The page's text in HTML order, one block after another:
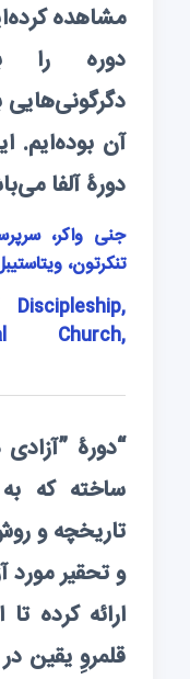
مشاهده
دوره را
آن بوده‌ایم.
دورۀ آلفا
جنی واکر،
تنکرتون،
Church,
“دورۀ
ساخته که
تاریخچه و
و تحقیر مورد
ارائه کرده
قلمروِ یقین